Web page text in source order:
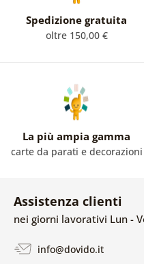
Spedizione gratuita
oltre 150,00 €
La più ampia gamma
carte da parati e decorazioni
Assistenza clienti
nei giorni lavorativi Lun -
info@dovido.it